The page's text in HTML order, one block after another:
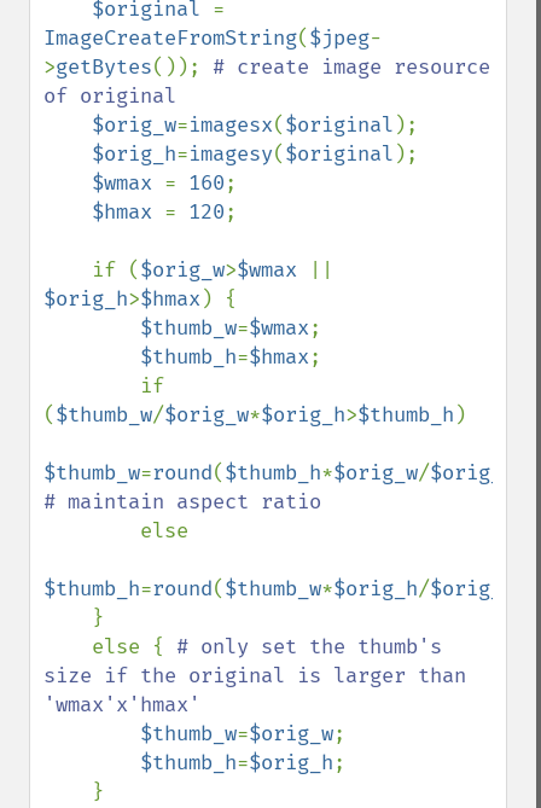
$original
ImageCreateFromString($jpeg-
>getBytes()); # create image resource
of original
$orig_w=imagesx($original );
$orig_h=imagesy($original );
$wmax = 160;
$hmax = 120;
    if (
$orig_w>$wmax
$orig_h>$hmax ) {
$thumb_w=$wmax;
$thumb_h=$hmax;
($thumb_w/$orig_w*$orig_h>$thumb_h )
$thumb_w=round($thumb_h*$orig_w/$orig_h
# maintain aspect ratio
else
$thumb_h=round($thumb_w*$orig_h/$orig_w
    else {
# only set the thumb's
size if the original is larger than
'wmax'x'hmax'
$thumb_w=$orig_w;
$thumb_h=$orig_h;